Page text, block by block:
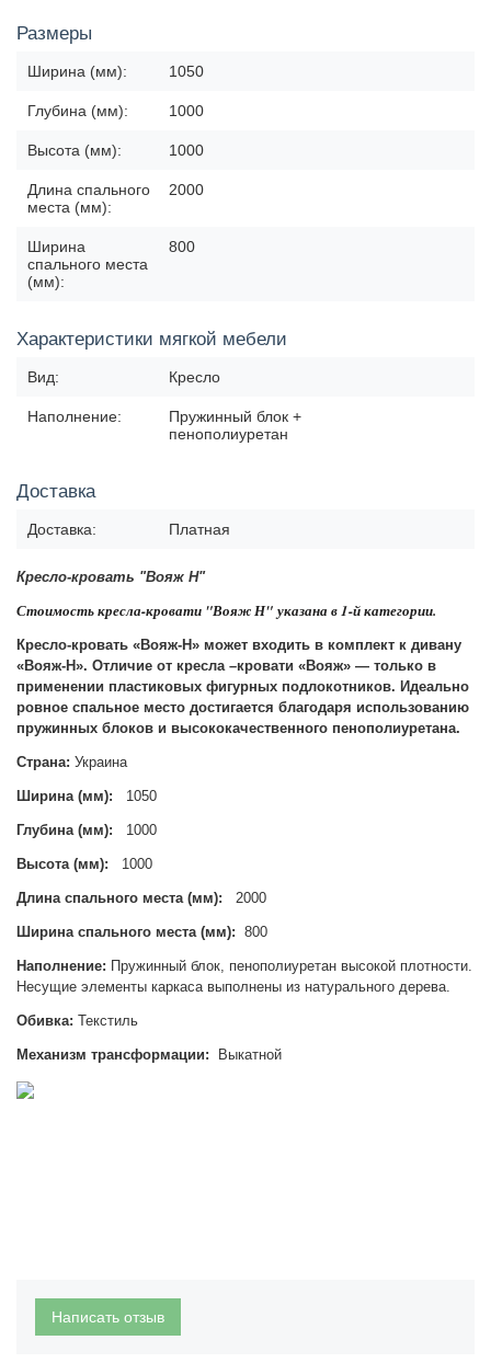
Размеры
Ширина (мм): 1050
Глубина (мм): 1000
Высота (мм): 1000
Длина спального
места (мм):
2000
Ширина
спального места
(мм):
800
Характеристики мягкой мебели
Вид: Кресло
Наполнение:
Пружинный блок +
пенополиуретан
Доставка
Доставка: Платная
Кресло-кровать "Вояж Н"
Стоимость кресла-кровати "Вояж Н" указана в 1-й категории.
Кресло-кровать «Вояж-Н» может входить в комплект к дивану
«Вояж-Н». Отличие от кресла –кровати «Вояж» — только в
применении пластиковых фигурных подлокотников. Идеально
ровное спальное место достигается благодаря использованию
пружинных блоков и высококачественного пенополиуретана.
Страна: Украина
Ширина (мм): 1050
Глубина (мм): 1000
Высота (мм): 1000
Длина спального места (мм): 2000
Ширина спального места (мм): 800
Наполнение: Пружинный блок, пенополиуретан высокой плотности.
Несущие элементы каркаса выполнены из натурального дерева.
Обивка: Текстиль
Механизм трансформации: Выкатной
Написать отзыв